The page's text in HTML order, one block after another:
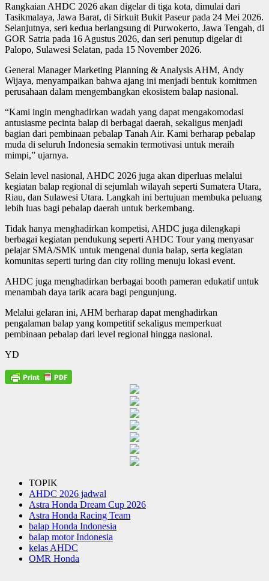
Rangkaian AHDC 2026 akan digelar di tiga kota, dimulai dari
Tasikmalaya, Jawa Barat, di Sirkuit Bukit Paseur pada 24 Mei 2026.
Selanjutnya, seri kedua berlangsung di Purwokerto, Jawa Tengah, di
GOR Satria pada 16 Agustus 2026, dan seri penutup digelar di
Palopo, Sulawesi Selatan, pada 15 November 2026.
General Manager Marketing Planning & Analysis AHM, Andy
Wijaya, menyampaikan bahwa ajang ini menjadi bentuk komitmen
perusahaan dalam mengembangkan ekosistem balap nasional.
“Kami ingin menghadirkan wadah yang dapat mengakomodasi
antusiasme pecinta balap di berbagai daerah, sekaligus menjadi
bagian dari pembinaan pebalap Tanah Air. Kami berharap pebalap
muda di seluruh Indonesia semakin termotivasi untuk meraih
mimpi,” ujarnya.
Selain level nasional, AHDC 2026 juga akan diperluas melalui
kegiatan balap regional di sejumlah wilayah seperti Sumatera Utara,
Riau, dan Sulawesi Utara. Langkah ini bertujuan membuka peluang
lebih luas bagi pebalap daerah untuk berkembang.
Tidak hanya menghadirkan kompetisi, AHDC juga dilengkapi
berbagai kegiatan pendukung seperti AHDC Tour yang menyasar
pelajar SMA/SMK untuk mengenal dunia balap, serta kegiatan
komunitas seperti turing dan city rolling menuju lokasi event.
AHDC juga menghadirkan berbagai booth pameran edukatif untuk
menambah daya tarik acara bagi pengunjung.
Melalui gelaran ini, AHM berharap dapat menghadirkan
pengalaman balap yang kompetitif sekaligus memperkuat
pembinaan pebalap dari level regional hingga nasional.
YD
TOPIK
AHDC 2026 jadwal
Astra Honda Dream Cup 2026
Astra Honda Racing Team
balap Honda Indonesia
balap motor Indonesia
kelas AHDC
OMR Honda